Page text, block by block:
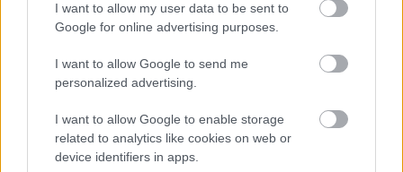
I want to allow my user data to be sent to
Google for online advertising purposes.
I want to allow Google to send me
personalized advertising.
I want to allow Google to enable storage
related to analytics like cookies on web or
device identifiers in apps.